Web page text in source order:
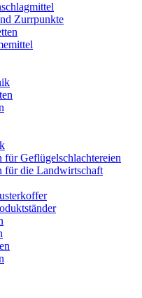
Zurrpunkte
für Geflügelschlachtereien
für die Landwirtschaft